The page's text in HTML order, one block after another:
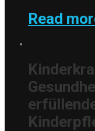
Read